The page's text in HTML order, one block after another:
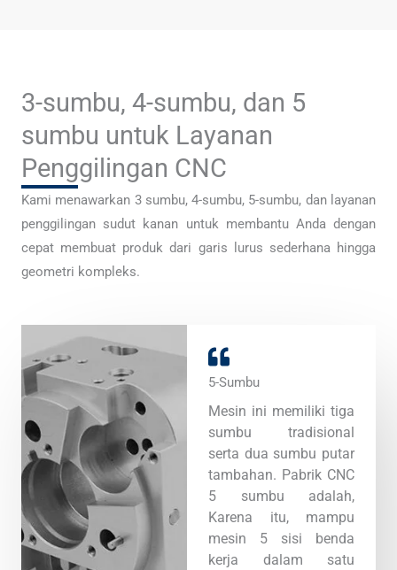
3-sumbu, 4-sumbu, dan 5
sumbu untuk Layanan
Penggilingan CNC
Kami menawarkan 3 sumbu, 4-sumbu, 5-sumbu, dan layanan
penggilingan sudut kanan untuk membantu Anda dengan
cepat membuat produk dari garis lurus sederhana hingga
geometri kompleks.
5-Sumbu
Mesin ini memiliki tiga
sumbu tradisional
serta dua sumbu putar
tambahan. Pabrik CNC
5 sumbu adalah,
Karena itu, mampu
mesin 5 sisi benda
kerja dalam satu